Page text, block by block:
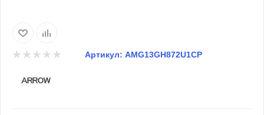
Артикул: AMG13GH872U1CP